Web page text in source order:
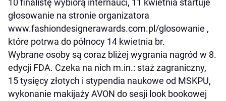
10 finalistę wybiorą internauci, 11 kwietnia startuje
głosowanie na stronie organizatora
www.fashiondesignerawards.com.pl /glosowanie ,
które potrwa do północy 14 kwietnia br.
Wybrane osoby są coraz bliżej wygrania nagród w 8.
edycji FDA. Czeka na nich m.in.: staż zagraniczny,
15 tysięcy złotych i stypendia naukowe od MSKPU,
wykonanie makijaży AVON do sesji look bookowej